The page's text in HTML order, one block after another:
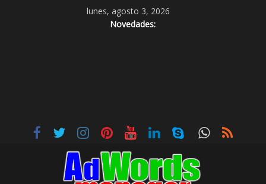
lunes, agosto 3, 2026
Novedades: